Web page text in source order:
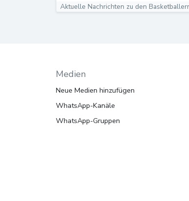
Medien
Neue Medien hinzufügen
WhatsApp-Kanäle
WhatsApp-Gruppen